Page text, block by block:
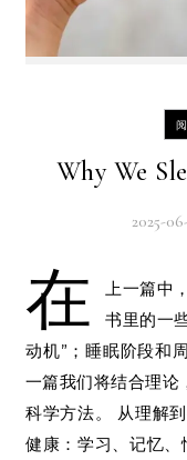
Why We
2025-
在
上一篇中
书里的一
动机”；睡眠阶段和
一篇我们将结合理论
科学方法。 从理解
健康：学习、记忆